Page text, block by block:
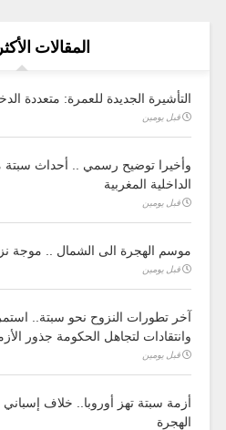
المقالات
التأشيرة الجديدة للعمرة: متعددة
قبل يومين
وأخيرا توضيح رسمي .. أحداث سبتة
الداخلية المغربية
قبل يومين
موسم الهجرة الى الشمال .. موجة
قبل يومين
آخر تطورات النزوح نحو سبتة..
وانتقادات لتجاهل الحكومة جذور
قبل يومين
أزمة سبتة تهز أوروبا.. خلاف إسباني
الهجرة